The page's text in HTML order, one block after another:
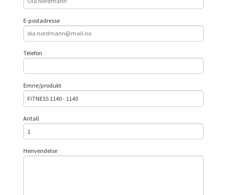
E-postadresse
Telefon
Emne/produkt
Antall
Henvendelse